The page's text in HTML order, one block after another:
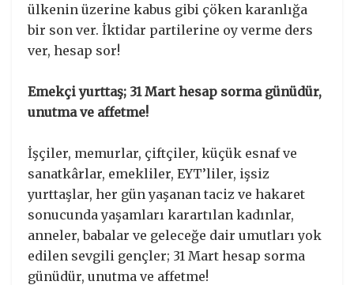
ülkenin üzerine kabus gibi çöken karanlığa
bir son ver. İktidar partilerine oy verme ders
ver, hesap sor!
Emekçi yurttaş; 31 Mart hesap sorma günüdür,
unutma ve affetme!
İşçiler, memurlar, çiftçiler, küçük esnaf ve
sanatkârlar, emekliler, EYT’liler, işsiz
yurttaşlar, her gün yaşanan taciz ve hakaret
sonucunda yaşamları karartılan kadınlar,
anneler, babalar ve geleceğe dair umutları yok
edilen sevgili gençler; 31 Mart hesap sorma
günüdür, unutma ve affetme!